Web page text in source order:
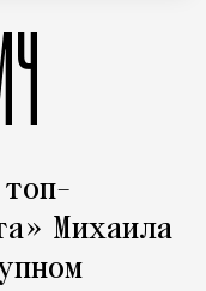
топ-
Михаила